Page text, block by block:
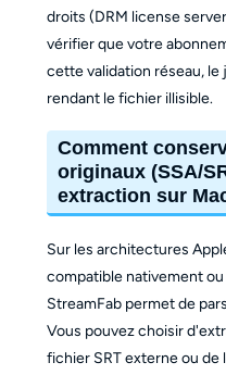
droits (DRM license
vérifier que votre
cette validation réseau,
rendant le fichier illisible.
Comment
originaux (SSA/
extraction sur
Sur les architectures
compatible nativement
StreamFab permet de
Vous pouvez choisir
fichier SRT externe ou de